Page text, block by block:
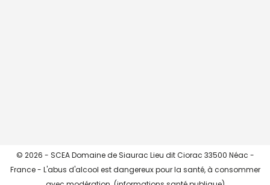
© 2026 - SCEA Domaine de Siaurac Lieu dit Ciorac 33500 Néac -
France - L'abus d'alcool est dangereux pour la santé, à consommer